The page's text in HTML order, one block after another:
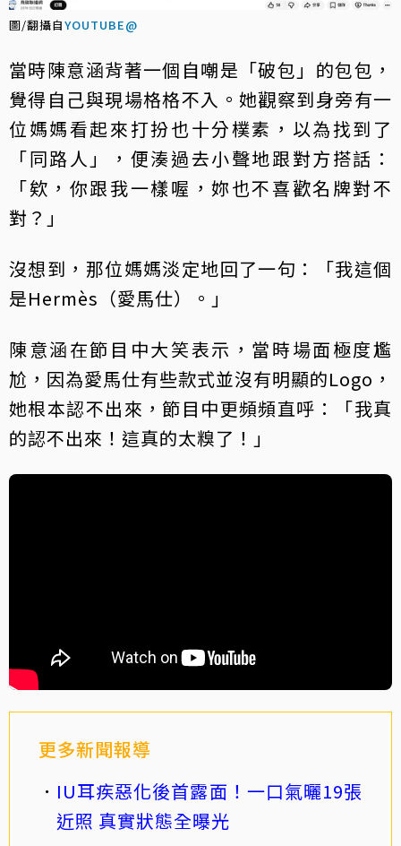
圖/翻攝自YOUTUBE@
當時陳意涵背著一個自嘲是「破包」的包包，
覺得自己與現場格格不入。她觀察到身旁有一
位媽媽看起來打扮也十分樸素，以為找到了
「同路人」，便湊過去小聲地跟對方搭話：
「欸，你跟我一樣喔，妳也不喜歡名牌對不
對？」
沒想到，那位媽媽淡定地回了一句：「我這個
是Hermès（愛馬仕）。」
陳意涵在節目中大笑表示，當時場面極度尷
尬，因為愛馬仕有些款式並沒有明顯的Logo，
她根本認不出來，節目中更頻頻直呼：「我真
的認不出來！這真的太糗了！」
更多新聞報導
IU耳疾惡化後首露面！一口氣曬19張
近照 真實狀態全曝光